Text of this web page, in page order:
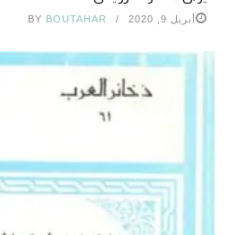
أبريل 9, 2020 BY BOUTAHAR